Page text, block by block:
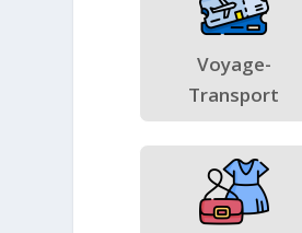
Voyage-
Transport